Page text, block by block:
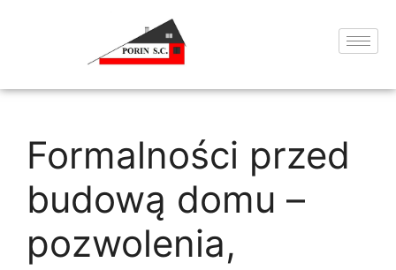
Formalności przed
budową domu –
pozwolenia,